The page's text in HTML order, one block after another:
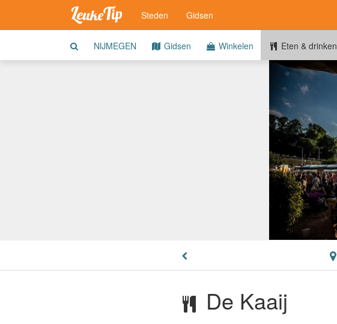
Steden Gidsen
NIJMEGEN Gidsen Winkelen Eten & drinken
De Kaaij